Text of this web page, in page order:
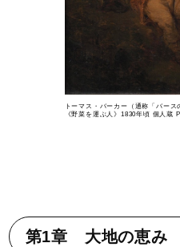
トーマス・バーカー（通称「バー
《野菜を運ぶ人》1830年頃 個人
第1章 大地の恵み